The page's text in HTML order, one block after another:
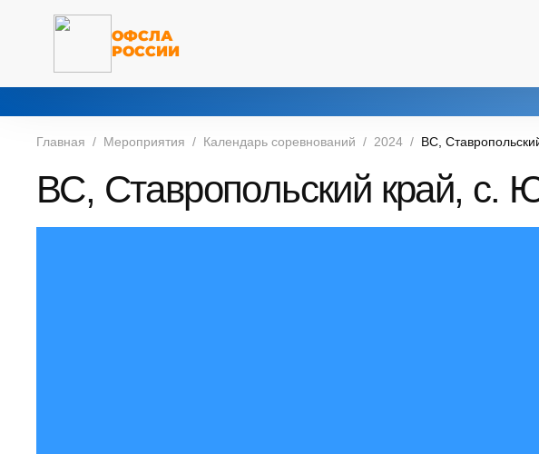
ОФСЛА
РОССИИ
Главная Мероприятия Календарь соревнований 2024 ВС,
ВС, Ставропольский край, с.